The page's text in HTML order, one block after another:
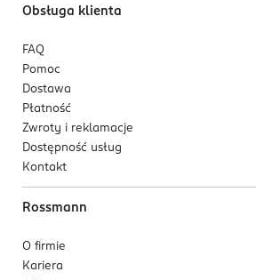
Obsługa klienta
FAQ
Pomoc
Dostawa
Płatność
Zwroty i reklamacje
Dostępność usług
Kontakt
Rossmann
O firmie
Kariera